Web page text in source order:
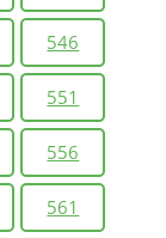
546
551
556
561